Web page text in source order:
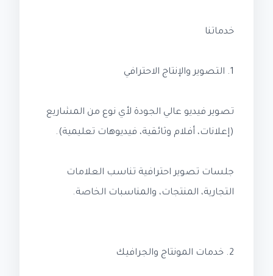
خدماتنا
1. التصوير والإنتاج الاحترافي
تصوير فيديو عالي الجودة لأي نوع من المشاريع
(إعلانات، أفلام وثائقية، فيديوهات تعليمية).
جلسات تصوير احترافية تناسب العلامات
التجارية، المنتجات، والمناسبات الخاصة.
2. خدمات المونتاج والجرافيك